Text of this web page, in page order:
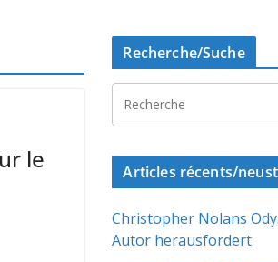
le
Recherche/Suche
Articles récents/
Christopher Nolans
Autor herausfordert